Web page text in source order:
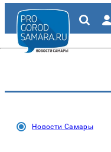
Новости Самары